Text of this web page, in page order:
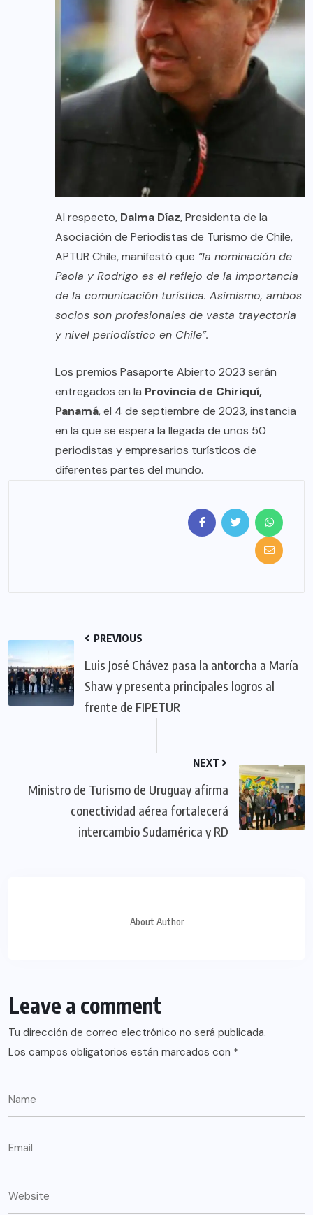
Al respecto, Dalma Díaz, Presidenta de la
Asociación de Periodistas de Turismo de Chile,
APTUR Chile, manifestó que “la nominación de
Paola y Rodrigo es el reflejo de la importancia
de la comunicación turística. Asimismo, ambos
socios son profesionales de vasta trayectoria
y nivel periodístico en Chile”.
Los premios Pasaporte Abierto 2023 serán
entregados en la Provincia de Chiriquí,
Panamá, el 4 de septiembre de 2023, instancia
en la que se espera la llegada de unos 50
periodistas y empresarios turísticos de
diferentes partes del mundo.
PREVIOUS
Luis José Chávez pasa la antorcha a María
Shaw y presenta principales logros al
frente de FIPETUR
NEXT
Ministro de Turismo de Uruguay afirma
conectividad aérea fortalecerá
intercambio Sudamérica y RD
About Author
Leave a comment
Tu dirección de correo electrónico no será publicada.
Los campos obligatorios están marcados con *